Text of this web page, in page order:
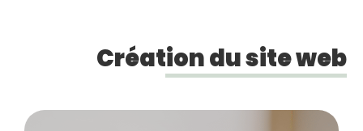
Création du site web